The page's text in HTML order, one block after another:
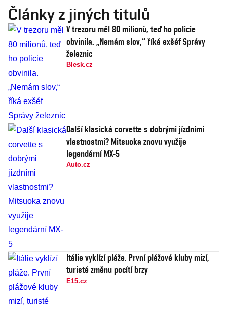
Články z jiných titulů
V trezoru měl 80 milionů, teď ho policie
obvinila. „Nemám slov,“ říká exšéf Správy
železnic
Blesk.cz
Další klasická corvette s dobrými jízdními
vlastnostmi? Mitsuoka znovu využije
legendární MX-5
Auto.cz
Itálie vyklízí pláže. První plážové kluby mizí,
turisté změnu pocítí brzy
E15.cz